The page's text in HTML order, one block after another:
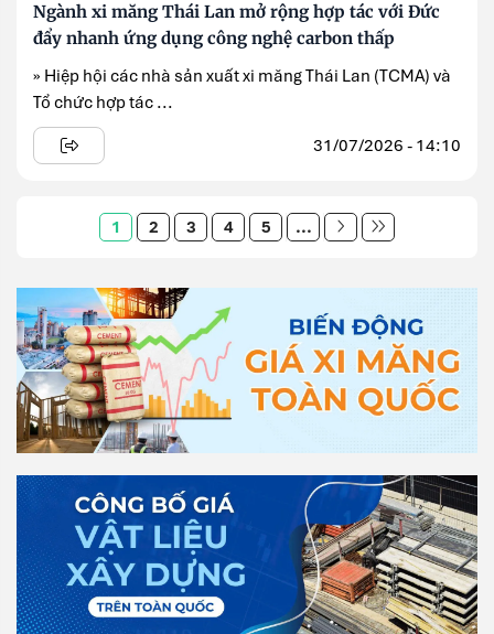
Ngành xi măng Thái Lan mở rộng hợp tác với Đức
đẩy nhanh ứng dụng công nghệ carbon thấp
» Hiệp hội các nhà sản xuất xi măng Thái Lan (TCMA) và
Tổ chức hợp tác ...
31/07/2026 - 14:10
1 2 3 4 5 ...